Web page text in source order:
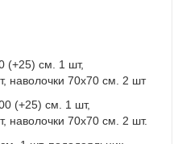
(+25) см. 1 шт,
наволочки 70х70 см. 2 шт
(+25) см. 1 шт,
наволочки 70х70 см. 2 шт.